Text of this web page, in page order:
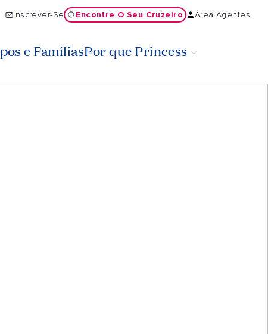
Inscrever-Se Encontre O Seu Cruzeiro Área Agentes
e FamíliasPor que Princess